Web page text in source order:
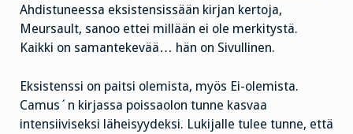
Ahdistuneessa eksistensissään kirjan kertoja,
Meursault, sanoo ettei millään ei ole merkitystä.
Kaikki on samantekevää… hän on Sivullinen.
Eksistenssi on paitsi olemista, myös Ei-olemista.
Camus´n kirjassa poissaolon tunne kasvaa
intensiiviseksi läheisyydeksi. Lukijalle tulee tunne, että